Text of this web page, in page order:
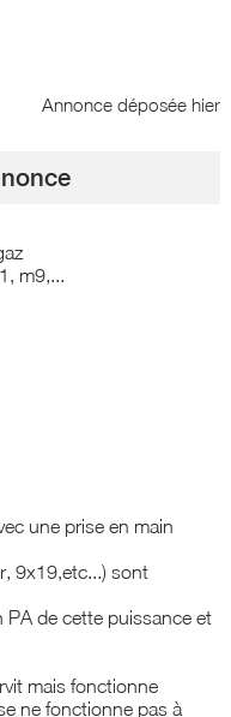
Annonce déposée hier
m9,...
une prise en main
9x19,etc...) sont
de cette puissance et
mais fonctionne
ne fonctionne pas à